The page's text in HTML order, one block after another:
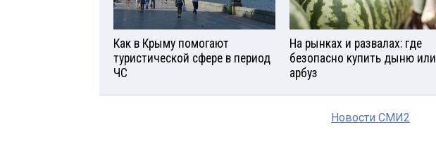
Как в Крыму помогают
туристической сфере в период
ЧС
На рынках и развалах: где
безопасно купить дыню или
арбуз
Новости СМИ2